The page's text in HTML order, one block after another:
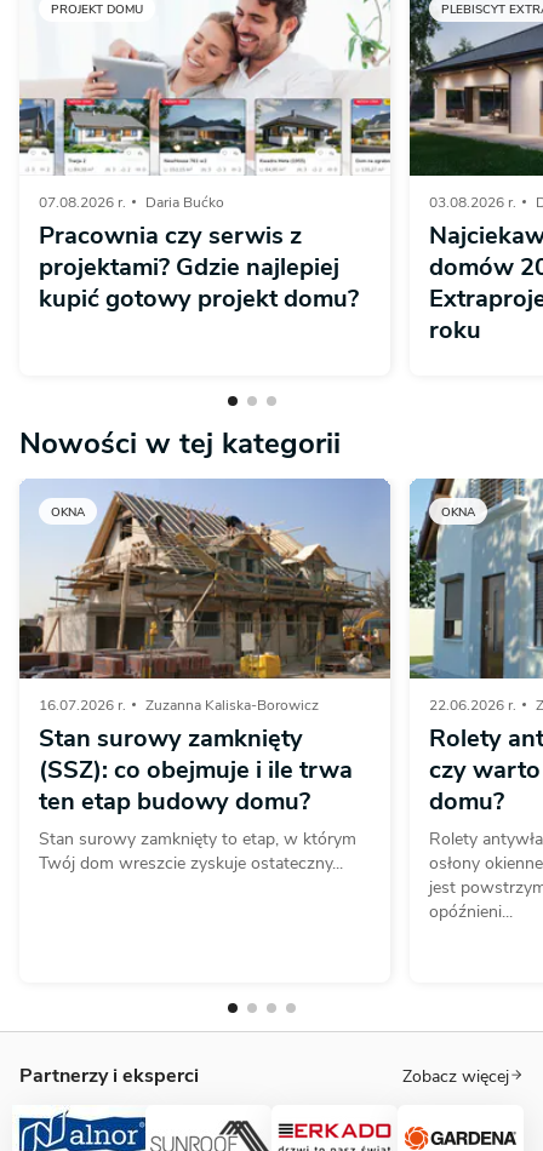
PROJEKT DOMU
07.08.2026 r. Daria Bućko
Pracownia czy serwis z
projektami? Gdzie najlepiej
kupić gotowy projekt domu?
PLEBISCYT
03.08.2026 r.
domów
roku
Nowości w tej kategorii
OKNA
16.07.2026 r. Zuzanna Kaliska-Borowicz
Stan surowy zamknięty
(SSZ): co obejmuje i ile trwa
ten etap budowy domu?
Stan surowy zamknięty to etap, w którym
Twój dom wreszcie zyskuje ostateczny...
OKNA
22.06.2026 r.
Rolety
czy
domu?
Rolety
osłony
jest
opóźnieni...
Partnerzy i eksperci Zobacz więcej